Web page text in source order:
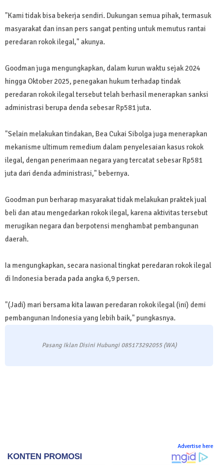
"Kami tidak bisa bekerja sendiri. Dukungan semua pihak, termasuk
masyarakat dan insan pers sangat penting untuk memutus rantai
peredaran rokok ilegal," akunya.
Goodman juga mengungkapkan, dalam kurun waktu sejak 2024
hingga Oktober 2025, penegakan hukum terhadap tindak
peredaran rokok ilegal tersebut telah berhasil menerapkan sanksi
administrasi berupa denda sebesar Rp581 juta.
"Selain melakukan tindakan, Bea Cukai Sibolga juga menerapkan
mekanisme ultimum remedium dalam penyelesaian kasus rokok
ilegal, dengan penerimaan negara yang tercatat sebesar Rp581
juta dari denda administrasi," bebernya.
Goodman pun berharap masyarakat tidak melakukan praktek jual
beli dan atau mengedarkan rokok ilegal, karena aktivitas tersebut
merugikan negara dan berpotensi menghambat pembangunan
daerah.
Ia mengungkapkan, secara nasional tingkat peredaran rokok ilegal
di Indonesia berada pada angka 6,9 persen.
"(Jadi) mari bersama kita lawan peredaran rokok ilegal (ini) demi
pembangunan Indonesia yang lebih baik," pungkasnya.
Pasang Iklan Disini Hubungi 085173292055 (WA)
Advertise here